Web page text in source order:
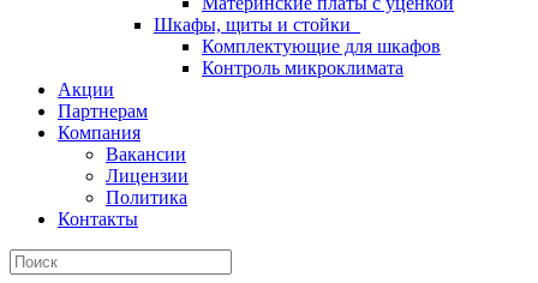
Шкафы, щиты и стойки
Комплектующие для шкафов
Контроль микроклимата
Акции
Партнерам
Компания
Вакансии
Лицензии
Политика
Контакты